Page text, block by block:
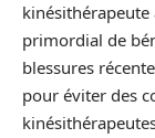
kinésithérapeute
primordial de
blessures
pour éviter des